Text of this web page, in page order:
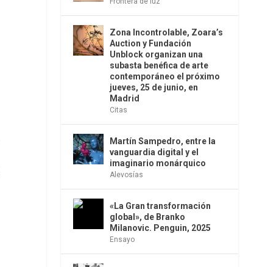
Zona Incontrolable, Zoara’s
Auction y Fundación
Unblock organizan una
subasta benéfica de arte
contemporáneo el próximo
jueves, 25 de junio, en
Madrid
Citas
Martín Sampedro, entre la
vanguardia digital y el
imaginario monárquico
Alevosías
«La Gran transformación
global», de Branko
Milanovic. Penguin, 2025
Ensayo